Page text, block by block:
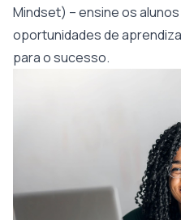
Mindset) – ensine os
oportunidades de
para o sucesso.